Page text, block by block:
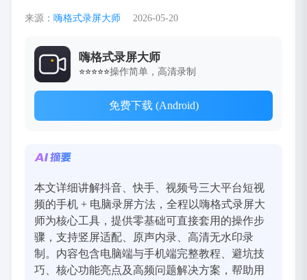
来源： 嗨格式录屏大师 2026-05-20
嗨格式录屏大师
⭐⭐⭐⭐⭐操作简单，高清录制
免费下载 (Android)
本文详细讲解抖音、快手、视频号三大平台短视
频的手机 + 电脑录屏方法，全程以嗨格式录屏大
师为核心工具，提供零基础可直接套用的操作步
骤，支持竖屏适配、原声内录、高清无水印录
制。内容包含电脑端与手机端完整教程、避坑技
巧、核心功能亮点及高频问题解决方案，帮助用